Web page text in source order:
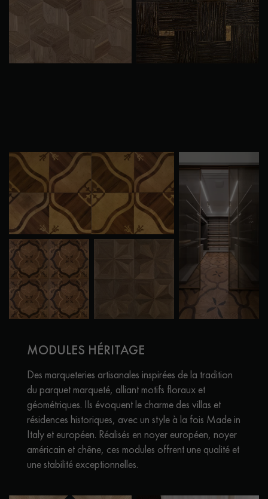
MODULES HÉRITAGE
Des marqueteries artisanales inspirées de la tradition
du parquet marqueté, alliant motifs floraux et
géométriques. Ils évoquent le charme des villas et
résidences historiques, avec un style à la fois Made in
Italy et européen. Réalisés en noyer européen, noyer
américain et chêne, ces modules offrent une qualité et
une stabilité exceptionnelles.